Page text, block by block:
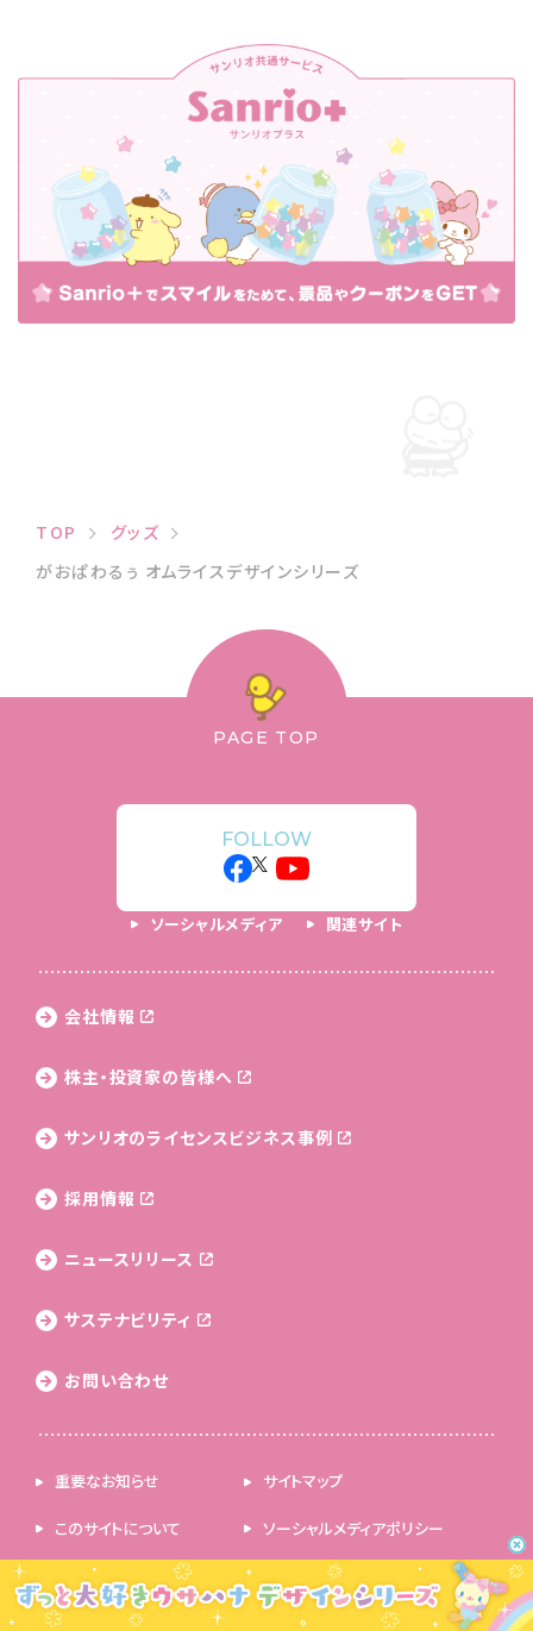
TOP
グッズ
がおぱわるぅ オムライスデザインシリーズ
PAGE TOP
FOLLOW
ソーシャルメディア 関連サイト
会社情報
株主・投資家の皆様へ
サンリオのライセンス ビジネス事例
採用情報
ニュースリリース
サステナビリティ
お問い合わせ
重要なお知らせ サイトマップ
このサイトについて ソーシャルメディアポリシー
プライバシーポリシー ウェブアクセシビリティ方針